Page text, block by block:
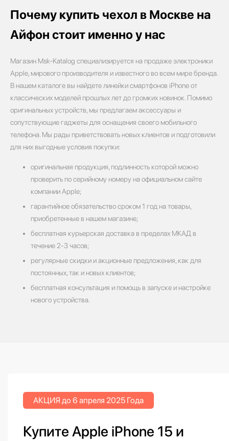
Почему купить чехол в Москве на
Айфон стоит именно у нас
Магазин Msk-Katalog специализируется на продаже электроники
Apple, мирового производителя и известного во всем мире бренда.
В нашем каталоге вы найдете линейки смартфонов iPhone от
классических моделей прошлых лет до громких новинок. Помимо
оригинальных устройств, мы предлагаем аксессуары и
сопутствующие гаджеты для оснащения своего мобильного
телефона. Мы рады приветствовать новых клиентов и подготовили
для них выгодные условия покупки:
оригинальная продукция, подлинность которой можно
проверить по серийному номеру на официальном сайте
компании Apple;
гарантийное обязательство сроком 1 год на товары,
приобретенные в нашем магазине;
бесплатная курьерская доставка в пределах МКАД в
течение 2-3 часов;
регулярные скидки и акционные предложения, как для
постоянных, так и новых клиентов;
бесплатная консультация и помощь в запуске и настройке
нового устройства.
АКЦИЯ до 6 апреля 2025 Года
Купите Apple iPhone 15 и